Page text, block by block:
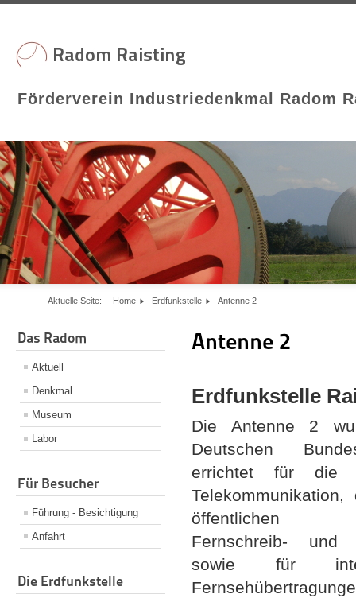
Förderverein Industriedenkmal Radom
Aktuelle Seite: Home Erdfunkstelle Antenne 2
Das Radom
Aktuell
Denkmal
Museum
Labor
Für Besucher
Führung - Besichtigung
Anfahrt
Die Erdfunkstelle
Antenne 2
Erdfunkstelle
Die Antenne 2
Deutschen
errichtet für die
öffentlichen
Fernschreib- und
sowie für